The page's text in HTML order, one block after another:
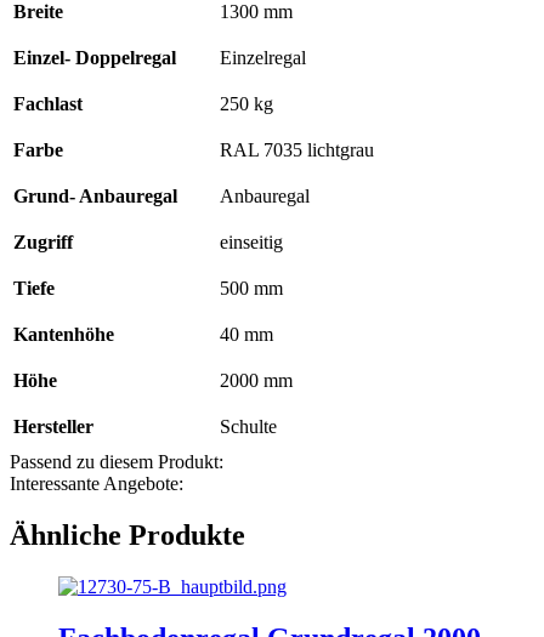
lichtgrau;
Menge
Breite 1300 mm
Einzel- Doppelregal Einzelregal
Fachlast 250 kg
Farbe RAL 7035 lichtgrau
Grund- Anbauregal Anbauregal
Zugriff einseitig
Tiefe 500 mm
Kantenhöhe 40 mm
Höhe 2000 mm
Hersteller
Schulte
Passend zu diesem Produkt:
Interessante Angebote:
Ähnliche Produkte